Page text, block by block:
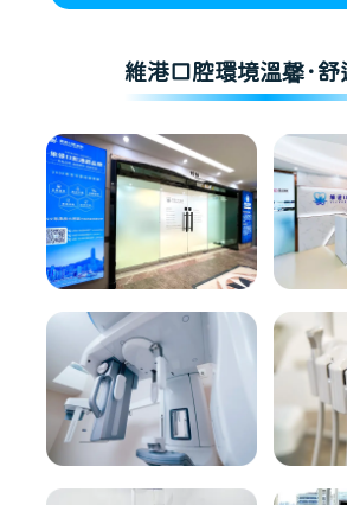
維港口腔環境溫馨·舒